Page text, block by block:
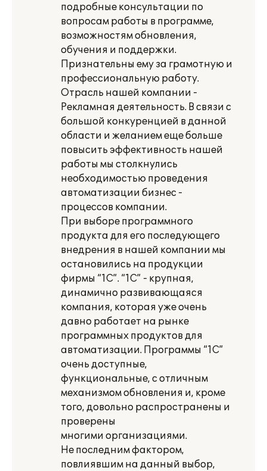
подробные консультации по
вопросам работы в программе,
возможностям обновления,
обучения и поддержки.
Признательны ему за грамотную и
профессиональную работу.
Отрасль нашей компании -
Рекламная деятельность. В связи с
большой конкуренцией в данной
области и желанием еще больше
повысить эффективность нашей
работы мы столкнулись
необходимостью проведения
автоматизации бизнес -
процессов компании.
При выборе программного
продукта для его последующего
внедрения в нашей компании мы
остановились на продукции
фирмы “1С”. “1С” - крупная,
динамично развивающаяся
компания, которая уже очень
давно работает на рынке
программных продуктов для
автоматизации. Программы “1С”
очень доступные,
функциональные, с отличным
механизмом обновления и, кроме
того, довольно распространены и
проверены
многими организациями.
Не последним фактором,
повлиявшим на данный выбор,